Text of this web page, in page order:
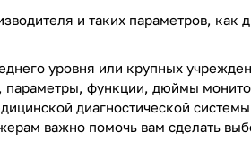
и таких параметров, как
уровня или крупных
параметры, функции, дюймы
диагностической
важно помочь вам сделать